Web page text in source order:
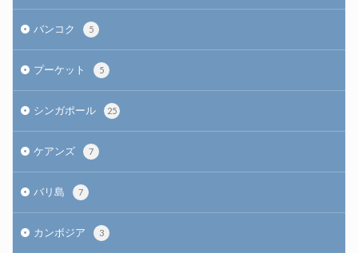
バンコク 5
プーケット 5
シンガポール 25
ケアンズ 7
バリ島 7
カンボジア 3